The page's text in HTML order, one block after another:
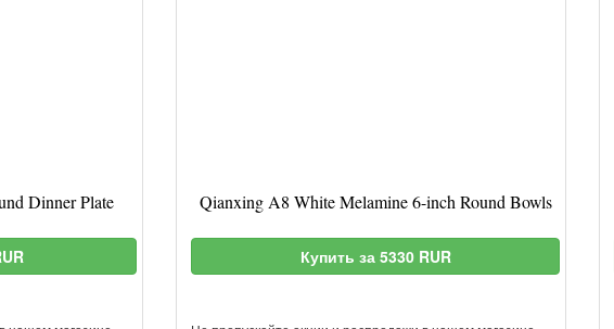
Dinner Plate Qianxing A8 White Melamine 6-inch Round Bowls
Купить за 5330 RUR